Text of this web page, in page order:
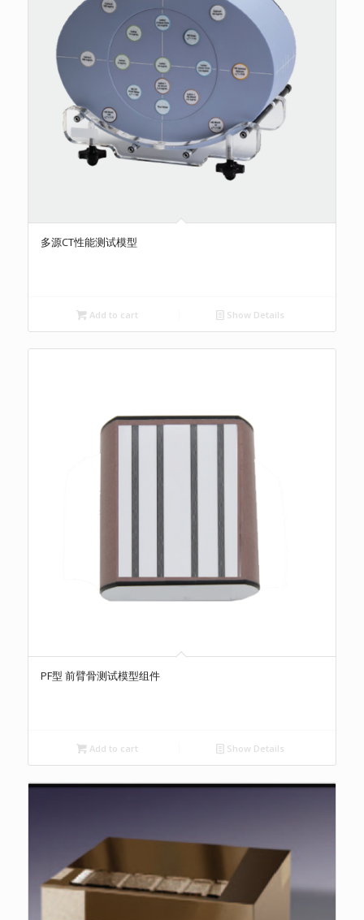
多源CT性能测试模型
Add to cart Show Details
PF型 前臂骨测试模型组件
Add to cart Show Details